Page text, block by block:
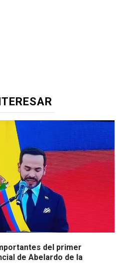
del primer
de Abelardo de la